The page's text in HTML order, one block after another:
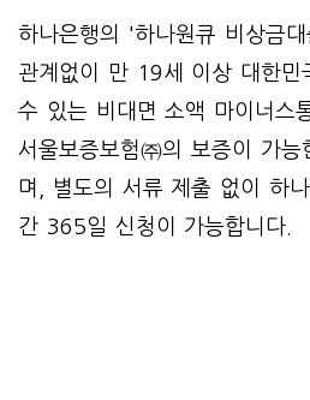
하나은행의 '하나원큐 비상금
관계없이 만 19세 이상 대한민
수 있는 비대면 소액 마이너스
서울보증보험㈜의 보증이 가
며, 별도의 서류 제출 없이 하
간 365일 신청이 가능합니다.